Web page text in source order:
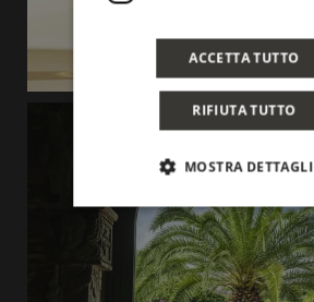
ACCETTA TUTTO
RIFIUTA TUTTO
MOSTRA DETTAGLI